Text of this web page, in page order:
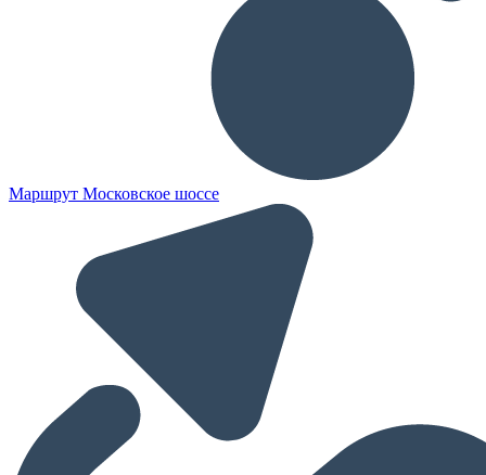
Маршрут Московское шоссе